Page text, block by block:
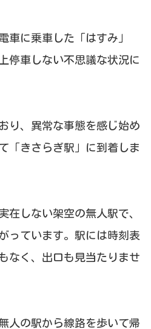
車に乗車した「はすみ」
停車しない不思議な状況に
り、異常な事態を感じ始め
「きさらぎ駅」に到着しま
在しない架空の無人駅で、
っています。駅には時刻表
なく、出口も見当たりませ
人の駅から線路を歩いて帰